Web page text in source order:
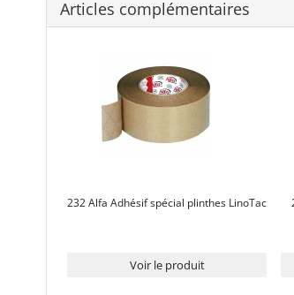
Articles complémentaires
232 Alfa Adhésif spécial plinthes LinoTac
Voir le produit